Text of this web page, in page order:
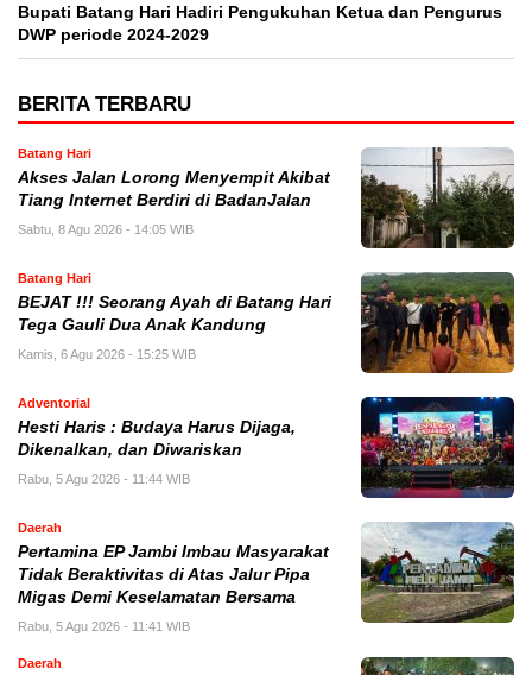
Bupati Batang Hari Hadiri Pengukuhan Ketua dan Pengurus
DWP periode 2024-2029
BERITA TERBARU
Batang Hari
Akses Jalan Lorong Menyempit Akibat
Tiang Internet Berdiri di BadanJalan
Sabtu, 8 Agu 2026 - 14:05 WIB
Batang Hari
BEJAT !!! Seorang Ayah di Batang Hari
Tega Gauli Dua Anak Kandung
Kamis, 6 Agu 2026 - 15:25 WIB
Adventorial
Hesti Haris : Budaya Harus Dijaga,
Dikenalkan, dan Diwariskan
Rabu, 5 Agu 2026 - 11:44 WIB
Daerah
Pertamina EP Jambi Imbau Masyarakat
Tidak Beraktivitas di Atas Jalur Pipa
Migas Demi Keselamatan Bersama
Rabu, 5 Agu 2026 - 11:41 WIB
Daerah